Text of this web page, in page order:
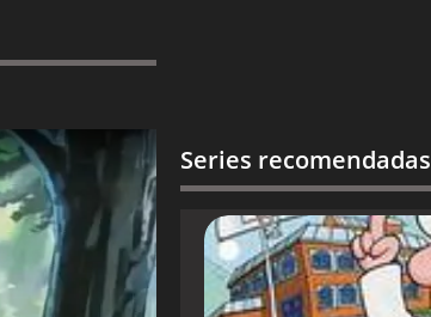
Series recomendadas